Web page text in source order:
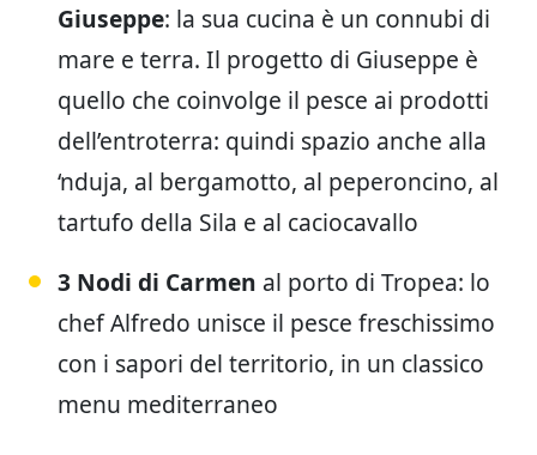
Giuseppe: la sua cucina è un connubi di
mare e terra. Il progetto di Giuseppe è
quello che coinvolge il pesce ai prodotti
dell’entroterra: quindi spazio anche alla
‘nduja, al bergamotto, al peperoncino, al
tartufo della Sila e al caciocavallo
3 Nodi di Carmen al porto di Tropea: lo
chef Alfredo unisce il pesce freschissimo
con i sapori del territorio, in un classico
menu mediterraneo